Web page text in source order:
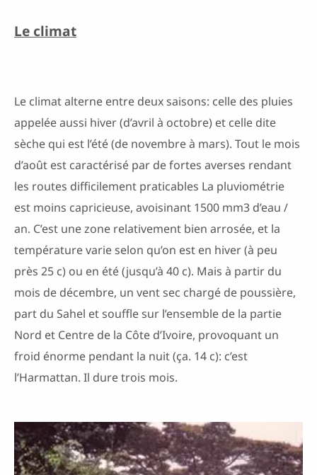
Le climat
Le climat alterne entre deux saisons: celle des pluies
appelée aussi hiver (d’avril à octobre) et celle dite
sèche qui est l’été (de novembre à mars). Tout le mois
d’août est caractérisé par de fortes averses rendant
les routes difficilement praticables La pluviométrie
est moins capricieuse, avoisinant 1500 mm3 d’eau /
an. C’est une zone relativement bien arrosée, et la
température varie selon qu’on est en hiver (à peu
près 25 c) ou en été (jusqu’à 40 c). Mais à partir du
mois de décembre, un vent sec chargé de poussière,
part du Sahel et souffle sur l’ensemble de la partie
Nord et Centre de la Côte d’Ivoire, provoquant un
froid énorme pendant la nuit (ça. 14 c): c’est
l’Harmattan. Il dure trois mois.